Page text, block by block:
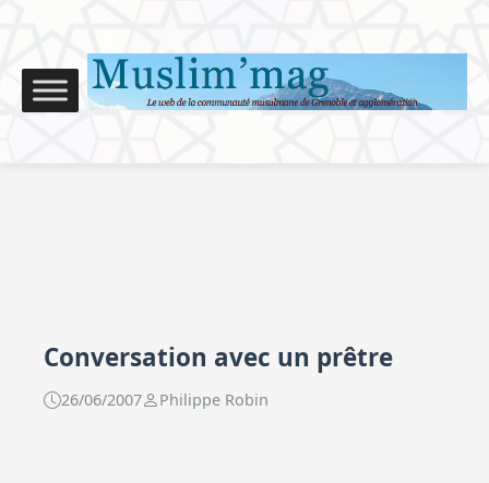
Conversation avec un prêtre
26/06/2007 Philippe Robin